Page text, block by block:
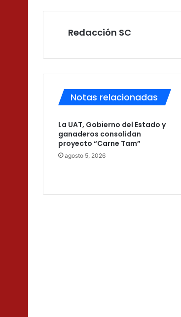
Redacción SC
Notas relacionadas
La UAT, Gobierno del Estado y
ganaderos consolidan
proyecto “Carne Tam”
agosto 5, 2026